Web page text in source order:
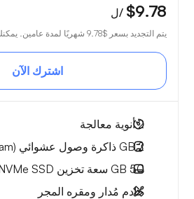
$9.78 /ل
يتم التجديد بسعر $9.78 شهريًا لمدة عامين.
اشترك الآن
2أنوية معالجة
2 GB
ذاكرة وصول عشوائي (Ram)
50 GB
سعة تخزين NVMe SSD
خادم مُدار ومقره المجر